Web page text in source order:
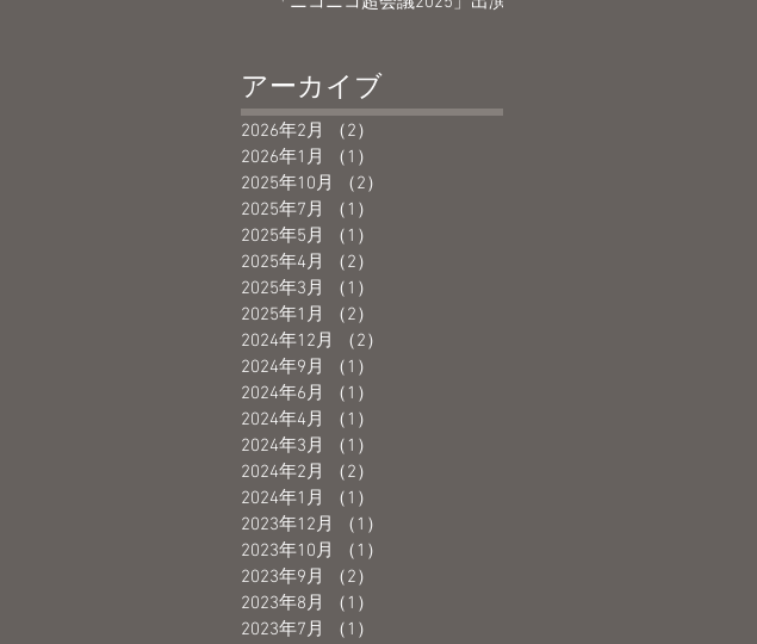
アーカイブ
2026年2月 （2）
2026年1月
（1）
2025年10月
（2）
2025年7月
（1）
2025年5月
（1）
2025年4月
（2）
2025年3月
（1）
2025年1月
（2）
2024年12月
（2）
2024年9月
（1）
2024年6月
（1）
2024年4月
（1）
2024年3月
（1）
2024年2月
（2）
2024年1月
（1）
2023年12月
（1）
2023年10月
（1）
2023年9月
（2）
2023年8月
（1）
2023年7月
（1）